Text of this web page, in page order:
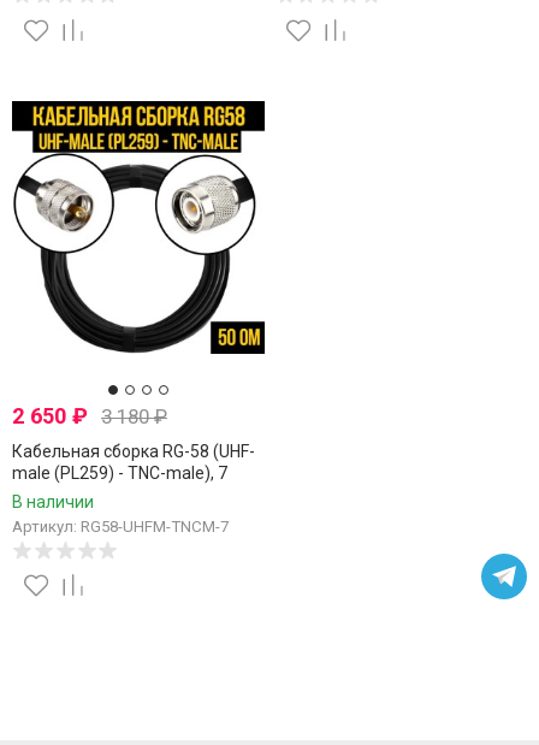
2 650 ₽ 3 180₽
Кабельная сборка RG-58 (UHF-
male (PL259) - TNC-male), 7
метров
В наличии
Артикул: RG58-UHFM-TNCM-7